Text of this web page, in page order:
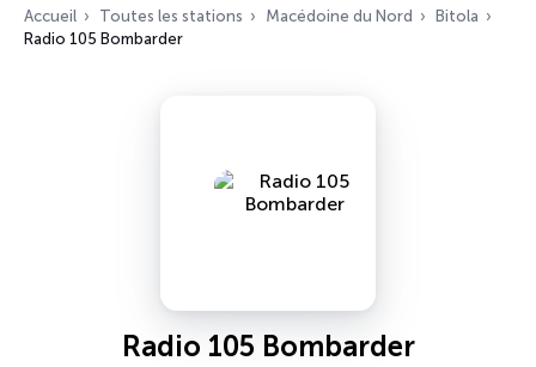
Accueil Toutes les stations Macédoine du Nord
Bitola
Radio 105 Bombarder
Radio 105 Bombarder